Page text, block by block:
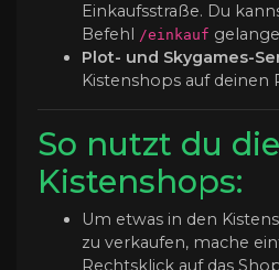
Einkaufsstraße. Du
Befehl /einkauf
Plot- und Skygames-
Kistenshops auf deinen
So nutzt du die
Kistenshops:
Um etwas in den
zu verkaufen, mache
Rechtsklick auf das